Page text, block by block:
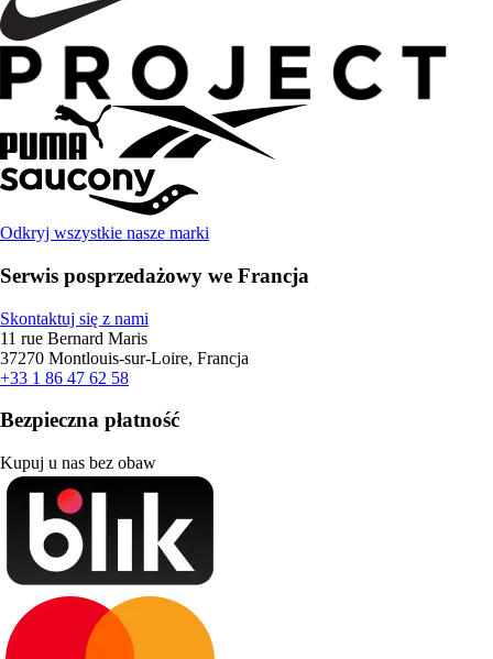
Odkryj wszystkie nasze marki
Serwis posprzedażowy we Francja
Skontaktuj się z nami
11 rue Bernard Maris
37270 Montlouis-sur-Loire, Francja
+33 1 86 47 62 58
Bezpieczna płatność
Kupuj u nas bez obaw